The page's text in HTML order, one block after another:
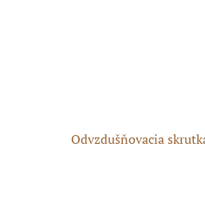
Odvzdušňovacia